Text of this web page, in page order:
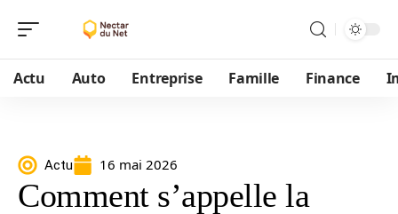
Actu Auto Entreprise Famille Finance
Actu 16 mai 2026
Comment s’appelle la